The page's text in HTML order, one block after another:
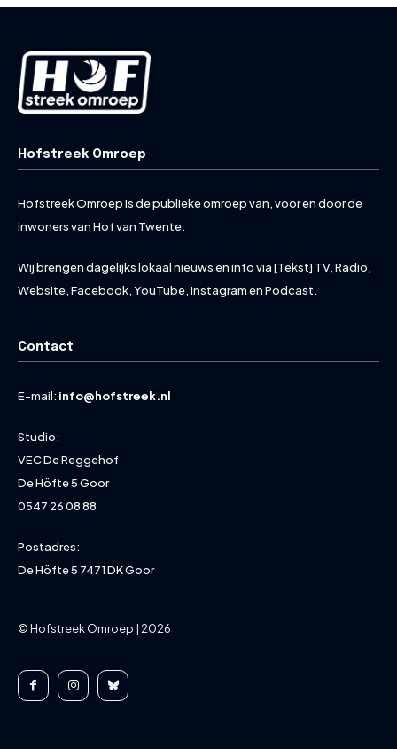
Hofstreek Omroep
Hofstreek Omroep is de publieke omroep van, voor en door de
inwoners van Hof van Twente.
Wij brengen dagelijks lokaal nieuws en info via [Tekst] TV, Radio,
Website, Facebook, YouTube, Instagram en Podcast.
Contact
E-mail: info@hofstreek.nl
Studio:
VEC De Reggehof
De Höfte 5 Goor
0547 26 08 88
Postadres:
De Höfte 5 7471 DK Goor
© Hofstreek Omroep | 2026